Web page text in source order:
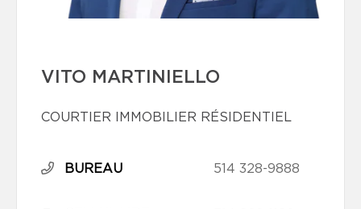
VITO MARTINIELLO
COURTIER IMMOBILIER RÉSIDENTIEL
BUREAU 514 328-9888